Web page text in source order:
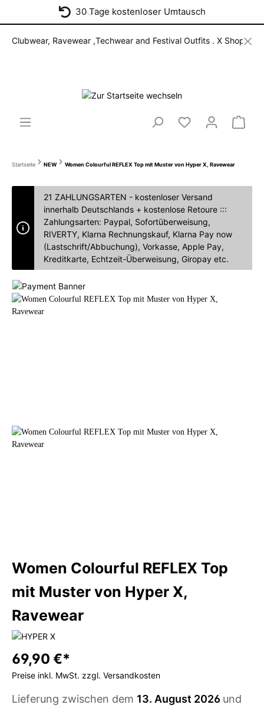
Schneller Versand
30 Tage kostenloser Umtausch
Ravewear ,Techwear and Festival Outfits . X Shop for
Startseite NEW Women Colourful REFLEX Top mit Muster von Hyper X, Ravewear
21 ZAHLUNGSARTEN - kostenloser Versand
innerhalb Deutschlands + kostenlose Retoure :::
Zahlungsarten: Paypal, Sofortüberweisung,
RIVERTY, Klarna Rechnungskauf, Klarna Pay now
(Lastschrift/Abbuchung), Vorkasse, Apple Pay,
Kreditkarte, Echtzeit-Überweisung, Giropay etc.
Women Colourful REFLEX Top
mit Muster von Hyper X,
Ravewear
69,90 €*
Preise inkl. MwSt. zzgl. Versandkosten
Lieferung zwischen dem 13. August 2026 und